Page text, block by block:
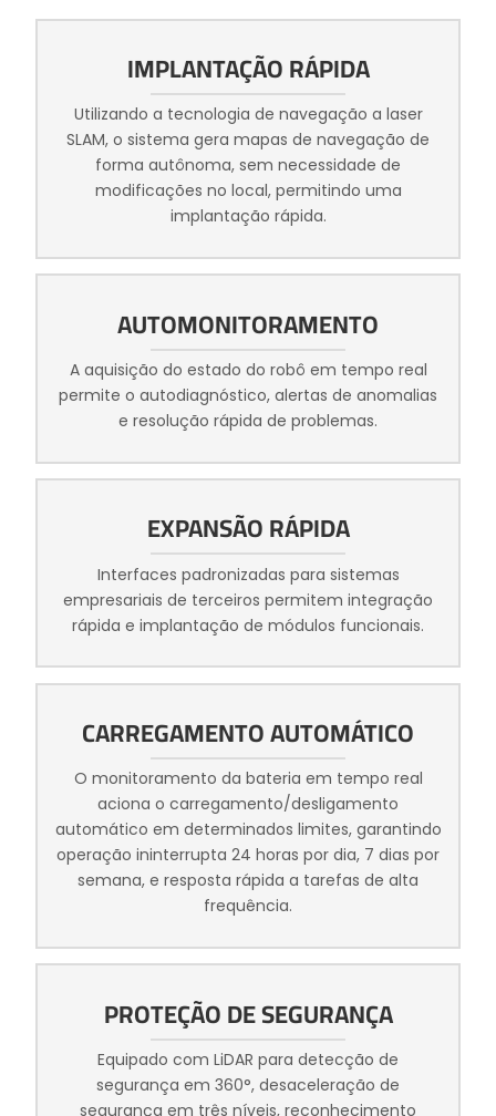
IMPLANTAÇÃO RÁPIDA
Utilizando a tecnologia de navegação a laser
SLAM, o sistema gera mapas de navegação de
forma autônoma, sem necessidade de
modificações no local, permitindo uma
implantação rápida.
AUTOMONITORAMENTO
A aquisição do estado do robô em tempo real
permite o autodiagnóstico, alertas de anomalias
e resolução rápida de problemas.
EXPANSÃO RÁPIDA
Interfaces padronizadas para sistemas
empresariais de terceiros permitem integração
rápida e implantação de módulos funcionais.
CARREGAMENTO AUTOMÁTICO
O monitoramento da bateria em tempo real
aciona o carregamento/desligamento
automático em determinados limites, garantindo
operação ininterrupta 24 horas por dia, 7 dias por
semana, e resposta rápida a tarefas de alta
frequência.
PROTEÇÃO DE SEGURANÇA
Equipado com LiDAR para detecção de
segurança em 360°, desaceleração de
segurança em três níveis, reconhecimento